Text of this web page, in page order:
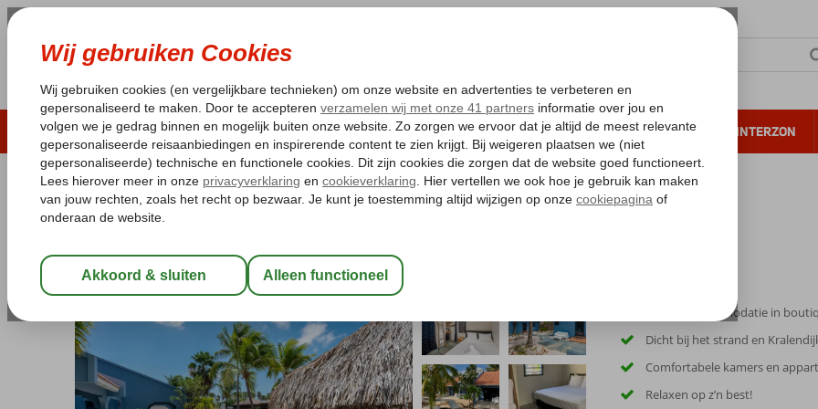
LAST MINUTE ZOMER 2026 ZONVAKANTIE VERRE REIZEN ALL INCLUSIVE WINTERZON
Pakketgarantie Laagsteprijsgarantie* Gratis annuleren*
Home
Bonaire Kralendijk
Blue Bonaire Boutique Resort
Logies-Hotel
Trendy accommodatie in
Dicht bij het strand en
Comfortabele kamers en
Relaxen op z’n best!